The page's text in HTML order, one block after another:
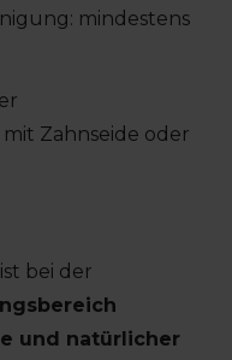
mindestens
Zahnseide oder
bei der
und natürlicher